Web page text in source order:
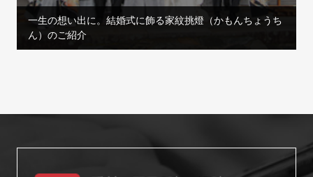
一生の想い出に。結婚式に飾る家紋挑燈（かもんちょうち
ん）のご紹介